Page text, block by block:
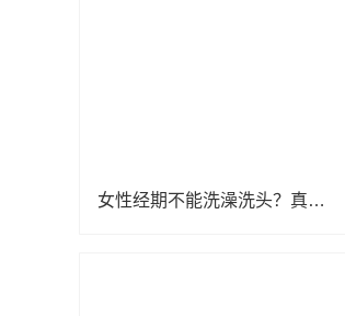
女性经期不能洗澡洗头？真相来了